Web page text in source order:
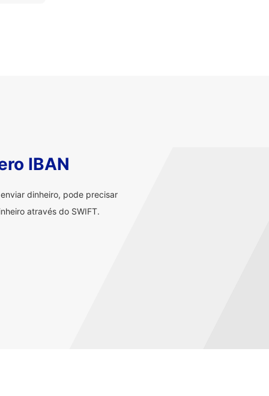
IBAN
dinheiro, pode precisar
através do SWIFT.